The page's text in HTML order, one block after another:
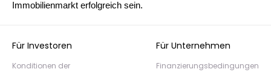
Immobilienmarkt erfolgreich sein.
Für Investoren
Konditionen der
Für Unternehmen
Finanzierungsbedingungen